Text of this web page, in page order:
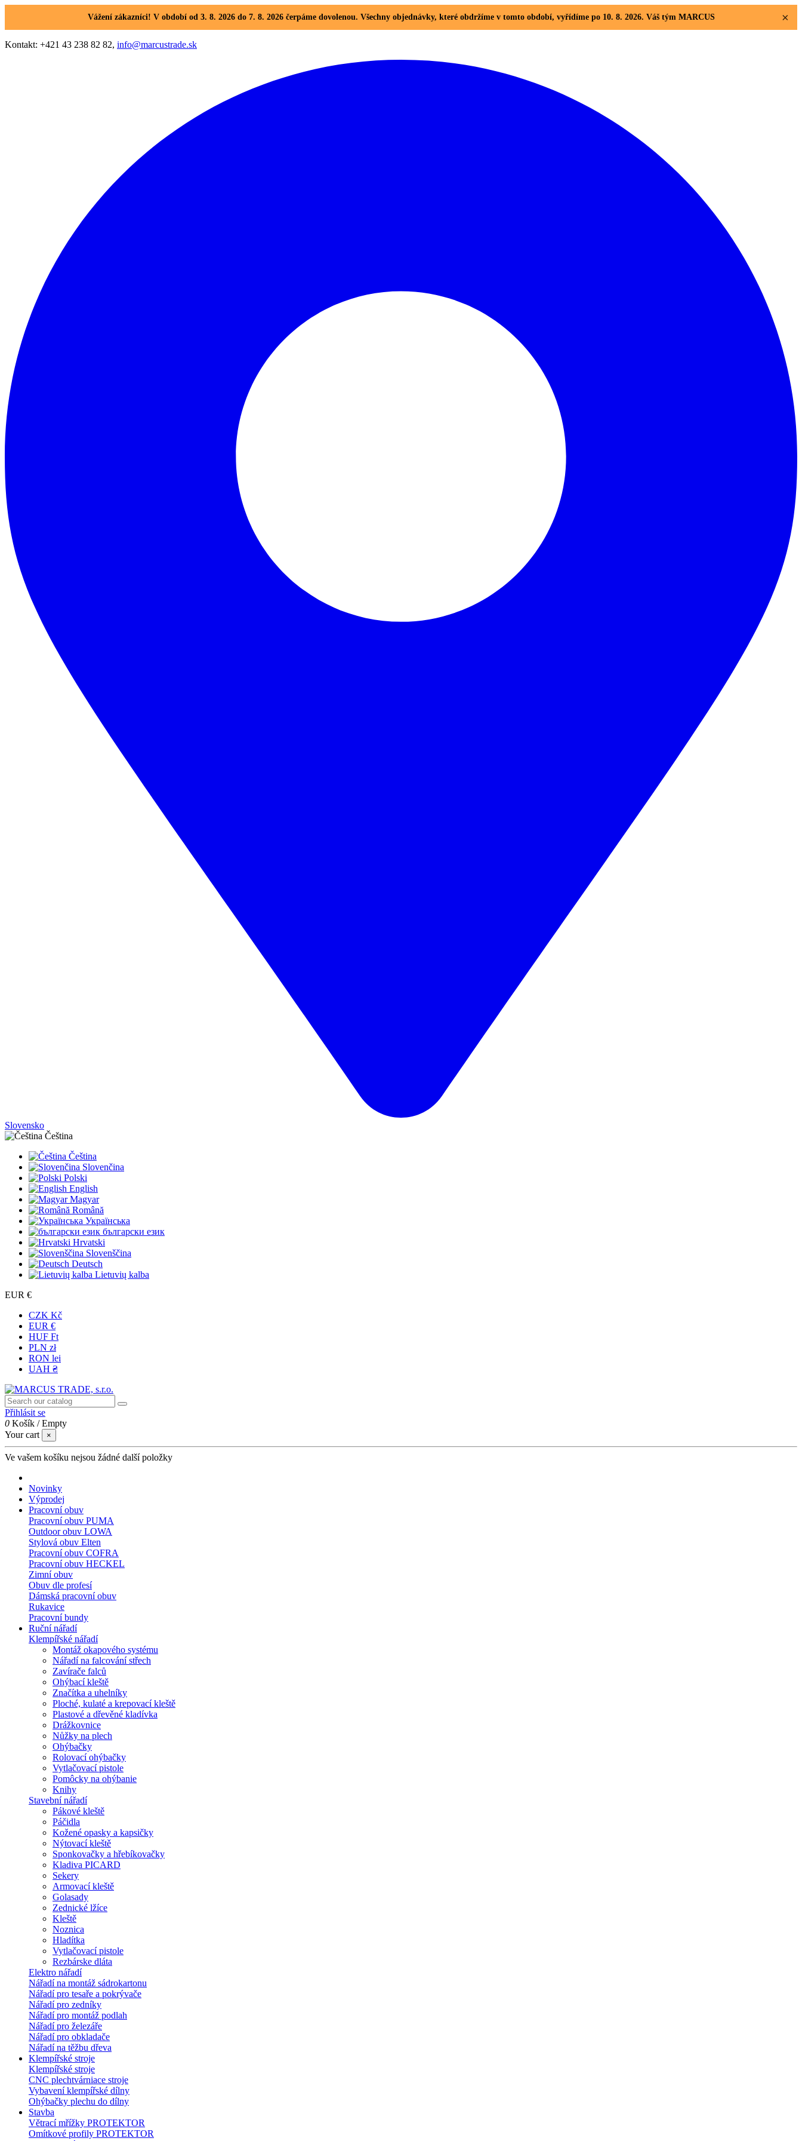
Vážení zákazníci! V období od 3. 8. 2026 do 7. 8. 2026 čerpáme dovolenou. Všechny objednávky, které obdržíme v tomto období, vyřídíme po 10. 8. 2026. Váš tým MARCUS ×
Kontakt: +421 43 238 82 82, info@marcustrade.sk
Slovensko
Čeština
Čeština
Slovenčina
Polski
English
Magyar
Română
Українська
български език
Hrvatski
Slovenščina
Deutsch
Lietuvių kalba
EUR €
CZK Kč
EUR €
HUF Ft
PLN zł
RON lei
UAH ₴
Přihlásit se
0 Košík /Empty
Your cart
×
Ve vašem košíku nejsou žádné další položky
Novinky
Výprodej
Pracovní obuv
Pracovní obuv PUMA
Outdoor obuv LOWA
Stylová obuv Elten
Pracovní obuv COFRA
Pracovní obuv HECKEL
Zimní obuv
Obuv dle profesí
Dámská pracovní obuv
Rukavice
Pracovní bundy
Ruční nářadí
Klempířské nářadí
Montáž okapového systému
Nářadí na falcování střech
Zavírače falců
Ohýbací kleště
Značítka a uhelníky
Ploché, kulaté a krepovací kleště
Plastové a dřevěné kladívka
Drážkovnice
Nůžky na plech
Ohýbačky
Rolovací ohýbačky
Vytlačovací pistole
Pomôcky na ohýbanie
Knihy
Stavební nářadí
Pákové kleště
Páčidla
Kožené opasky a kapsičky
Nýtovací kleště
Sponkovačky a hřebíkovačky
Kladiva PICARD
Sekery
Armovací kleště
Golasady
Zednické lžíce
Kleště
Noznica
Hladítka
Vytlačovací pistole
Rezbárske dláta
Elektro nářadí
Nářadí na montáž sádrokartonu
Nářadí pro tesaře a pokrývače
Nářadí pro zedníky
Nářadí pro montáž podlah
Nářadí pro železáře
Nářadí pro obkladače
Nářadí na těžbu dřeva
Klempířské stroje
Klempířské stroje
CNC plechtvárniace stroje
Vybavení klempířské dílny
Ohýbačky plechu do dílny
Stavba
Větrací mřížky PROTEKTOR
Omítkové profily PROTEKTOR